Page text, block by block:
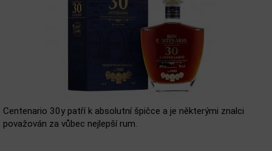
Centenario 30y patří k absolutní špičce a je některými znalci
považován za vůbec nejlepší rum.